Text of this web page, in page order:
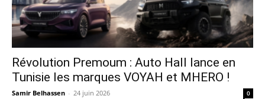
Révolution Premoum : Auto Hall lance en
Tunisie les marques VOYAH et MHERO !
Samir Belhassen - 24 juin 2026 0